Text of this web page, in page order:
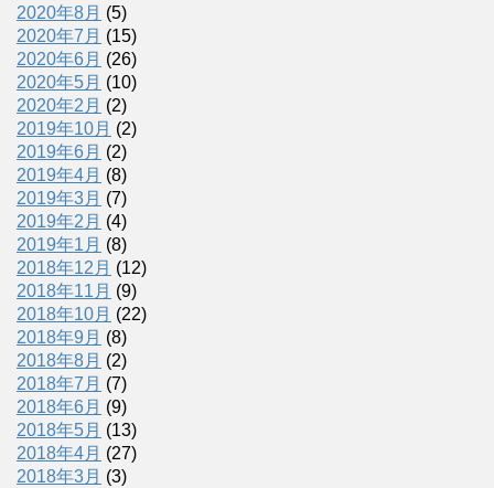
2020年8月 (5)
2020年7月 (15)
2020年6月 (26)
2020年5月 (10)
2020年2月 (2)
2019年10月 (2)
2019年6月 (2)
2019年4月 (8)
2019年3月 (7)
2019年2月 (4)
2019年1月 (8)
2018年12月 (12)
2018年11月 (9)
2018年10月 (22)
2018年9月 (8)
2018年8月 (2)
2018年7月 (7)
2018年6月 (9)
2018年5月 (13)
2018年4月 (27)
2018年3月 (3)